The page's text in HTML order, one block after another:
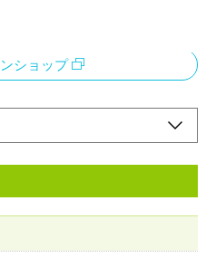
なシーンで活躍します。
ショップ